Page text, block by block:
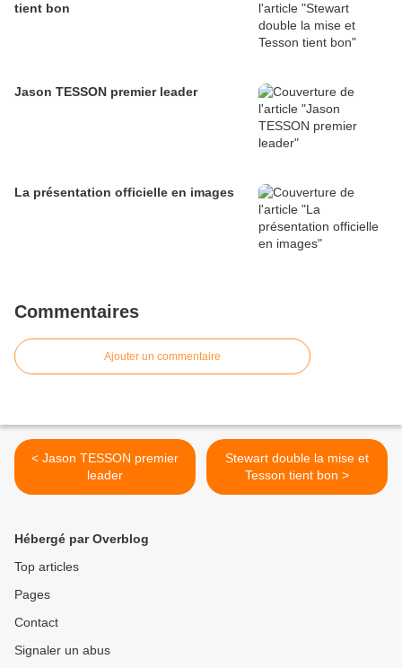
tient bon
Jason TESSON premier leader
La présentation officielle en images
Commentaires
Ajouter un commentaire
< Jason TESSON premier
leader
Stewart double la mise et
Tesson tient bon >
Hébergé par Overblog
Top articles
Pages
Contact
Signaler un abus